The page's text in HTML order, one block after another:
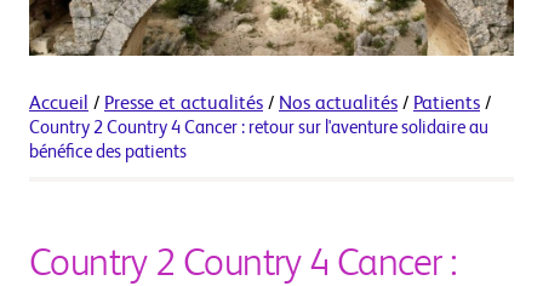
Accueil / Presse et actualités / Nos actualités / Patients /
Country 2 Country 4 Cancer : retour sur l'aventure solidaire au
bénéfice des patients
Country 2 Country 4 Cancer :